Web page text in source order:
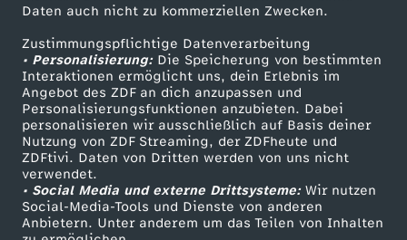
Daten auch nicht zu kommerziellen Zwecken.
Zustimmungspflichtige Datenverarbeitung
• Personalisierung:Die Speicherung von bestimmten
Interaktionen ermöglicht uns, dein Erlebnis im
Angebot des ZDF an dich anzupassen und
Personalisierungsfunktionen anzubieten. Dabei
personalisieren wir ausschließlich auf Basis deiner
Nutzung von ZDF Streaming, der ZDFheute und
ZDFtivi. Daten von Dritten werden von uns nicht
verwendet.
• Social Media und externe Drittsysteme:Wir nutzen
Social-Media-Tools und Dienste von anderen
Anbietern. Unter anderem um das Teilen von Inhalten
c
h
G
e
r
ZDFtext
Livestreams
Sendungen A-Z
TV-Programm
Tickets
Zuschauerservice
Hilfe
ZDF Unternehmen
Karriere